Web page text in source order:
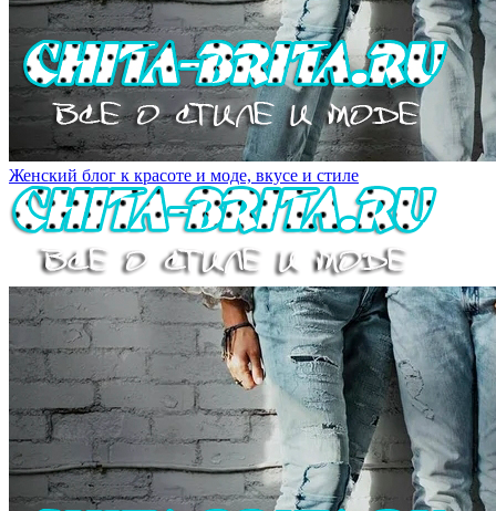
Женский блог к красоте и моде, вкусе и стиле